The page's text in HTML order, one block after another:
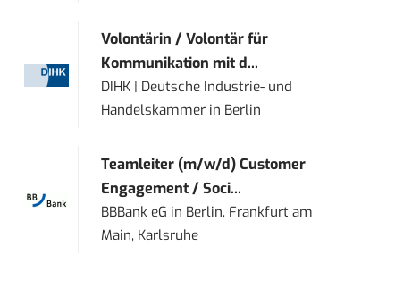
Volontärin / Volontär für
Kommunikation mit d...
DIHK | Deutsche Industrie- und
Handelskammer in Berlin
Teamleiter (m/w/d) Customer
Engagement / Soci...
BBBank eG in Berlin, Frankfurt am
Main, Karlsruhe